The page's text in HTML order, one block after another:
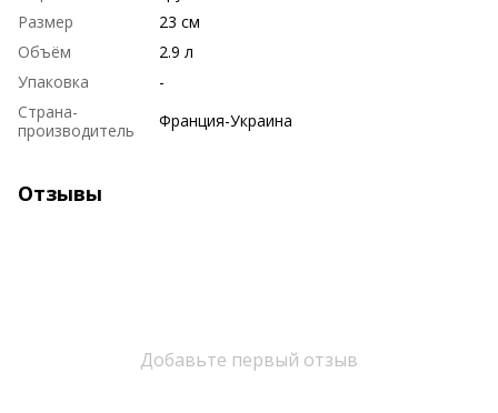
Размер
23 см
Объём
2.9 л
Упаковка
-
Страна-
производитель
Франция-Украина
Отзывы
Добавьте первый отзыв